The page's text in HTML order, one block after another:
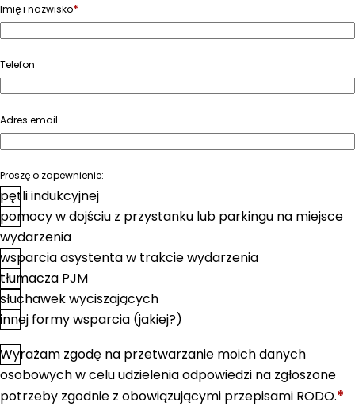
Imię i nazwisko*
Telefon
Adres email
Proszę o zapewnienie:
pętli indukcyjnej
pomocy w dojściu z przystanku lub parkingu na miejsce
wydarzenia
wsparcia asystenta w trakcie wydarzenia
tłumacza PJM
słuchawek wyciszających
innej formy wsparcia (jakiej?)
Zgoda*
Wyrażam zgodę na przetwarzanie moich danych
osobowych w celu udzielenia odpowiedzi na zgłoszone
potrzeby zgodnie z obowiązującymi przepisami RODO.*